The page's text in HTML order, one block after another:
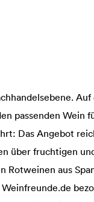
passenden Wein
Das Angebot
über fruchtigen
Rotweinen aus